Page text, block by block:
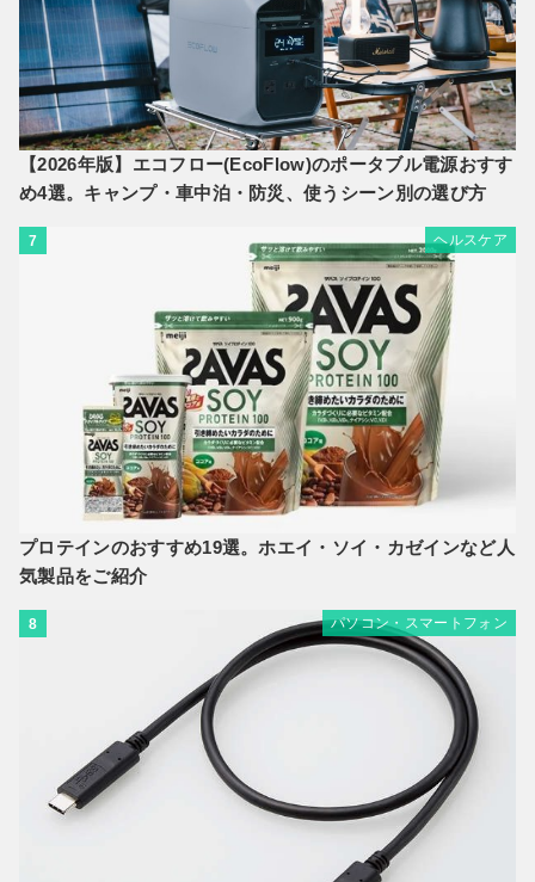
【2026年版】エコフロー(EcoFlow)のポータブル電源おすす
め4選。キャンプ・車中泊・防災、使うシーン別の選び方
7 ヘルスケア
プロテインのおすすめ19選。ホエイ・ソイ・カゼインなど人
気製品をご紹介
8 パソコン・スマートフォン